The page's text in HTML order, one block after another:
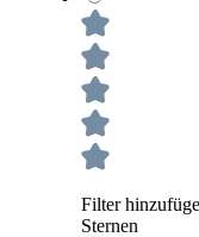
Filter
Sternen